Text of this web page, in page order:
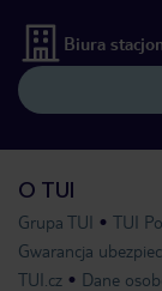
Biura
O TUI
Grupa TUI TUI
Gwarancja
TUI.cz
Dane